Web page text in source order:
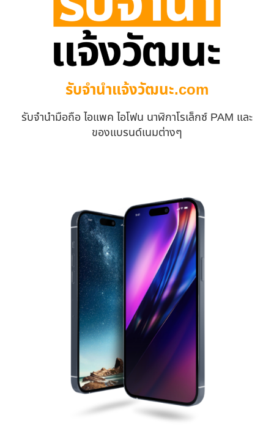
รับจํานําแจ้งวัฒนะ.com
รับจำนำมือถือ ไอแพค ไอโฟน นาฬิกาโรเล็กซ์ PAM และ
ของแบรนด์เนมต่างๆ